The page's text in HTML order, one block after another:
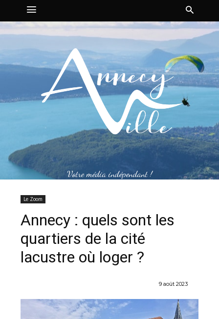
Votre média indépendant !
Le Zoom
Annecy : quels sont les
quartiers de la cité
lacustre où loger ?
9 août 2023